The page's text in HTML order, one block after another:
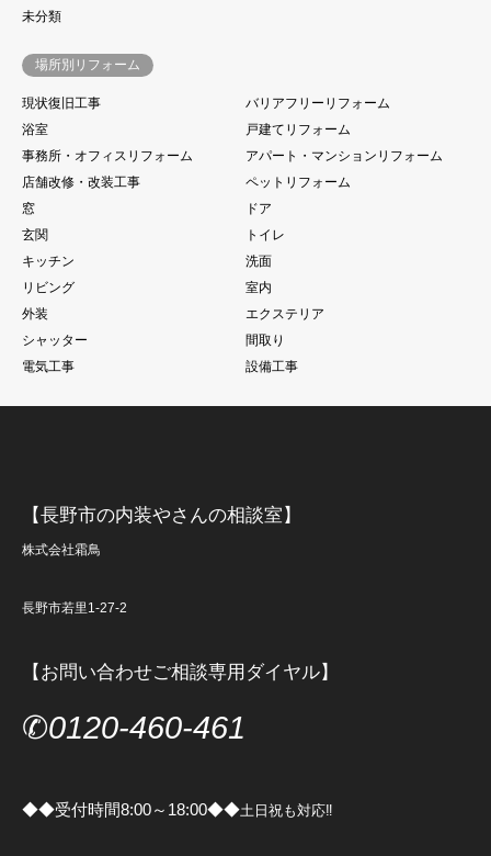
未分類
場所別リフォーム
現状復旧工事
バリアフリーリフォーム
浴室
戸建てリフォーム
事務所・オフィスリフォーム
アパート・マンションリフォーム
店舗改修・改装工事
ペットリフォーム
窓
ドア
玄関
トイレ
キッチン
洗面
リビング
室内
外装
エクステリア
シャッター
間取り
電気工事
設備工事
【長野市の内装やさんの相談室】
株式会社霜鳥
長野市若里1-27-2
【お問い合わせご相談専用ダイヤル】
✆0120-460-461
◆◆受付時間8:00～18:00◆◆土日祝も対応‼